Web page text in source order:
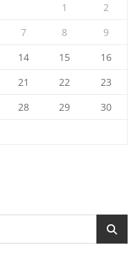
1
2
7 8
9
14 15
16
21 22
23
28 29
30